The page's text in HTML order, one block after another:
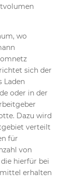
wo
sich der
Laden
oder in der
Dazu wird
verteilt
für
von
hierfür bei
erhalten